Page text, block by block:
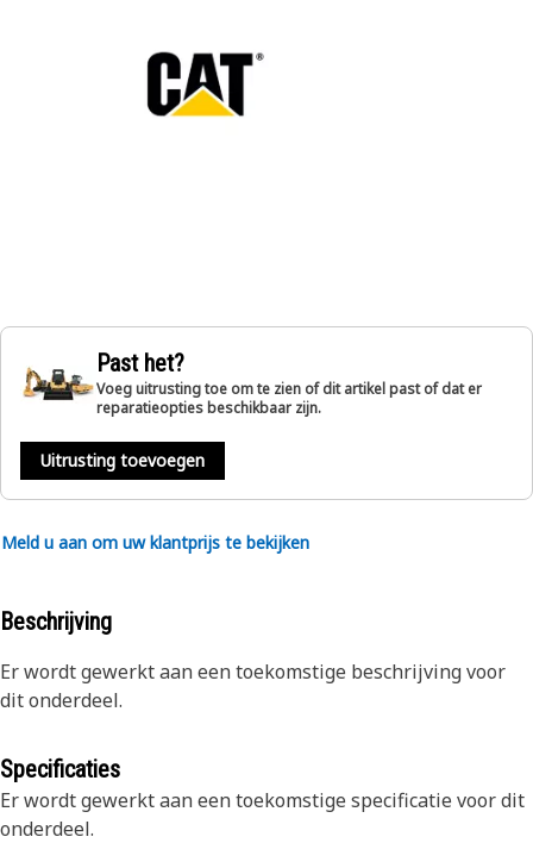
Past het?
Voeg uitrusting toe om te zien of dit artikel past of dat er
reparatieopties beschikbaar zijn.
Uitrusting toevoegen
Meld u aan om uw klantprijs te bekijken
Beschrijving
Er wordt gewerkt aan een toekomstige beschrijving voor
dit onderdeel.
Specificaties
Er wordt gewerkt aan een toekomstige specificatie voor dit
onderdeel.